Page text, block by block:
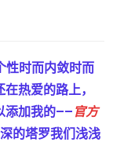
性时而内敛时而
热爱的路上，
添加我的—— 官方
的塔罗我们浅浅